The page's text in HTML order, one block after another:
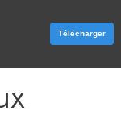
Télécharger